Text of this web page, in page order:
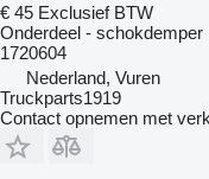
€ 45 Exclusief BTW
Onderdeel - schokdemper
1720604
Nederland, Vuren
Truckparts1919
Contact opnemen met